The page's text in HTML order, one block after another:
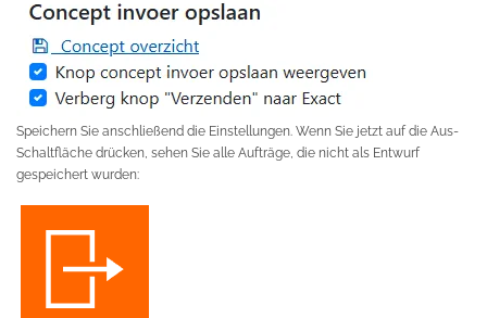
Speichern Sie anschließend die Einstellungen. Wenn Sie jetzt auf die Aus-
Schaltfläche drücken, sehen Sie alle Aufträge, die nicht als Entwurf
gespeichert wurden: